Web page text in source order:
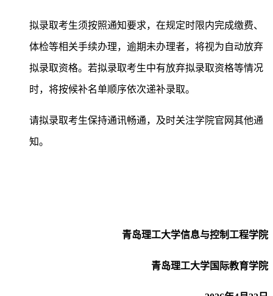
拟录取考生须按照通知要求，在规定时限内完成缴费、
体检等相关手续办理，逾期未办理者，将视为自动放弃
拟录取资格。若拟录取考生中有放弃拟录取资格等情况
时，将按候补名单顺序依次递补录取。
请拟录取考生保持通讯畅通，及时关注学院官网其他通
知。
青岛理工大学信息与控制工程学院
青岛理工大学国际教育学院